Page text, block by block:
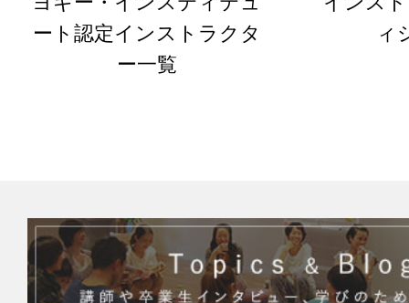
ート認定インストラクタ
ー一覧
ィ